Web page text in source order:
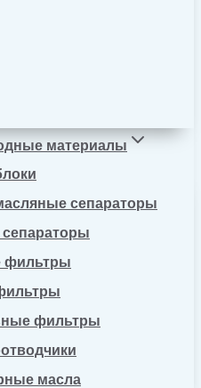
материалы
сепараторы
фильтры
фильтры
масла